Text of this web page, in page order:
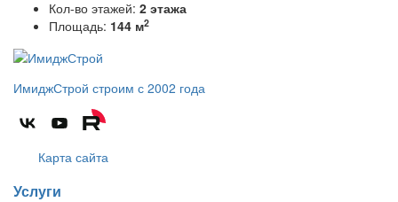
Кол-во этажей: 2 этажа
Площадь: 144 м2
ИмиджСтрой строим с 2002 года
Карта сайта
Услуги